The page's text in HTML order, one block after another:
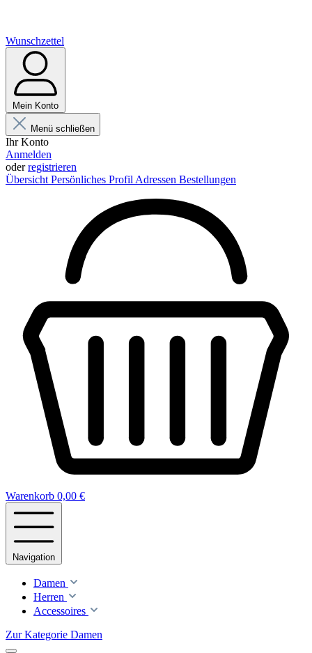
Wunschzettel
Mein Konto
Menü schließen
Ihr Konto
Anmelden
oderregistrieren
Übersicht Persönliches Profil Adressen Bestellungen
Warenkorb 0,00 €
Navigation
Damen
Herren
Accessoires
Zur Kategorie Damen